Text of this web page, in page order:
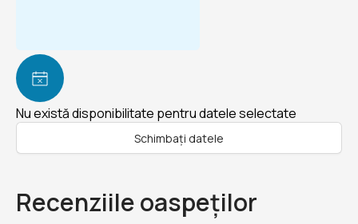
Nu există disponibilitate pentru datele selectate
Schimbați datele
Recenziile oaspeților